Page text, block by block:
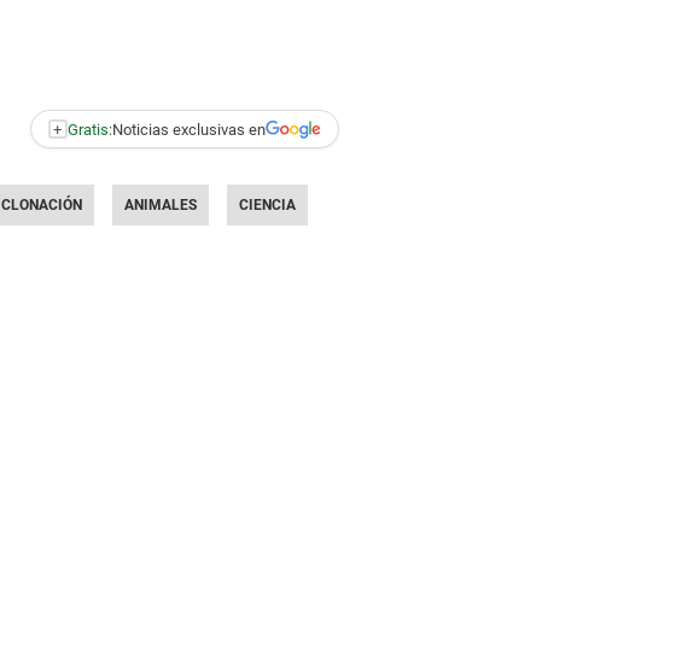
+ Gratis:Noticias exclusivas en
CLONACIÓN ANIMALES CIENCIA